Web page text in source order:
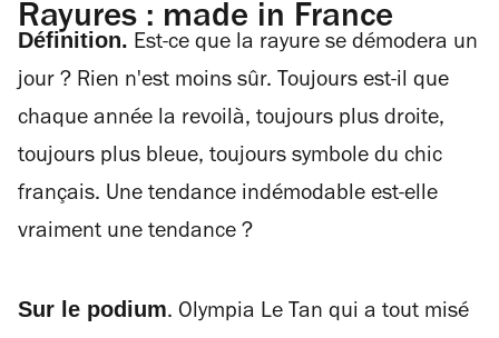
Rayures : made in France
Définition. Est-ce que la rayure se démodera un
jour ? Rien n'est moins sûr. Toujours est-il que
chaque année la revoilà, toujours plus droite,
toujours plus bleue, toujours symbole du chic
français. Une tendance indémodable est-elle
vraiment une tendance ?
Sur le podium. Olympia Le Tan qui a tout misé